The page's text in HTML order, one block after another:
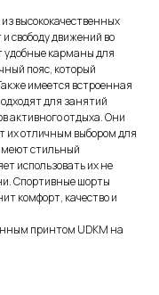
высококачественных
свободу движений во
карманы для
пояс, который
имеется встроенная
для занятий
активного отдыха. Они
их отличным выбором для
стильный
использовать их не
Спортивные шорты
комфорт, качество и
принтом UDKM на